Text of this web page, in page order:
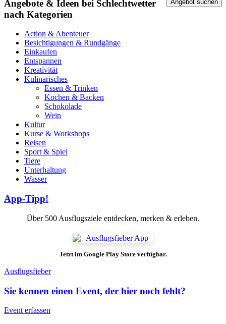
Angebote & Ideen bei Schlechtwetter
nach Kategorien
Action & Abenteuer
Besichtigungen & Rundgänge
Einkaufen
Entspannen
Kreativität
Kulinarisches
Essen & Trinken
Kochen & Backen
Schokolade
Wein
Kultur
Kurse & Workshops
Reisen
Sport & Spiel
Tiere
Unterhaltung
Wasser
App-Tipp!
Über 500 Ausflugsziele entdecken, merken & erleben.
Jetzt im Google Play Store verfügbar.
Ausflugsfieber
Sie kennen einen Event, der hier noch fehlt?
Event erfassen